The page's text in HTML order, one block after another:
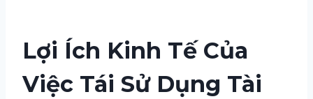
Lợi Ích Kinh Tế Của
Việc Tái Sử Dụng Tài